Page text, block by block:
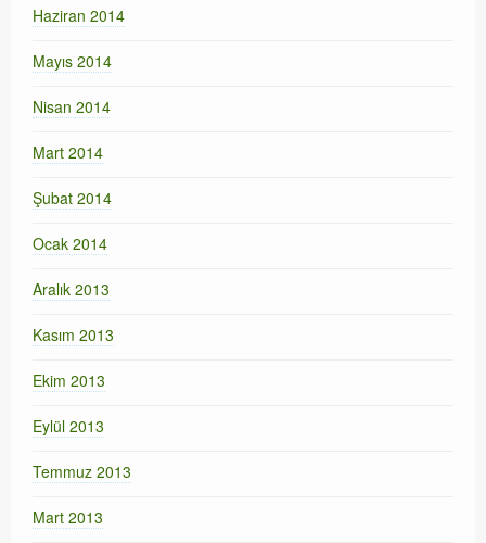
Haziran 2014
Mayıs 2014
Nisan 2014
Mart 2014
Şubat 2014
Ocak 2014
Aralık 2013
Kasım 2013
Ekim 2013
Eylül 2013
Temmuz 2013
Mart 2013